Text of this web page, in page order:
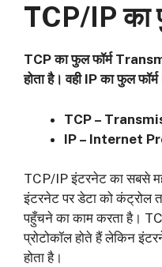
TCP/IP का
TCP का फुल फॉर्म
होता है। वही IP का फुल
TCP –
IP – Internet
TCP/IP इंटरनेट का सबसे
इंटरनेट पर डेटा को कंट्रोल
पहुँचने का काम करता है।
प्रोटोकॉल होते हैं लेकिन
होता है।